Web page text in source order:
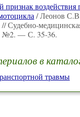
воздействия
/ Леонов
Судебно-
— С. 35-36.
в
травмы